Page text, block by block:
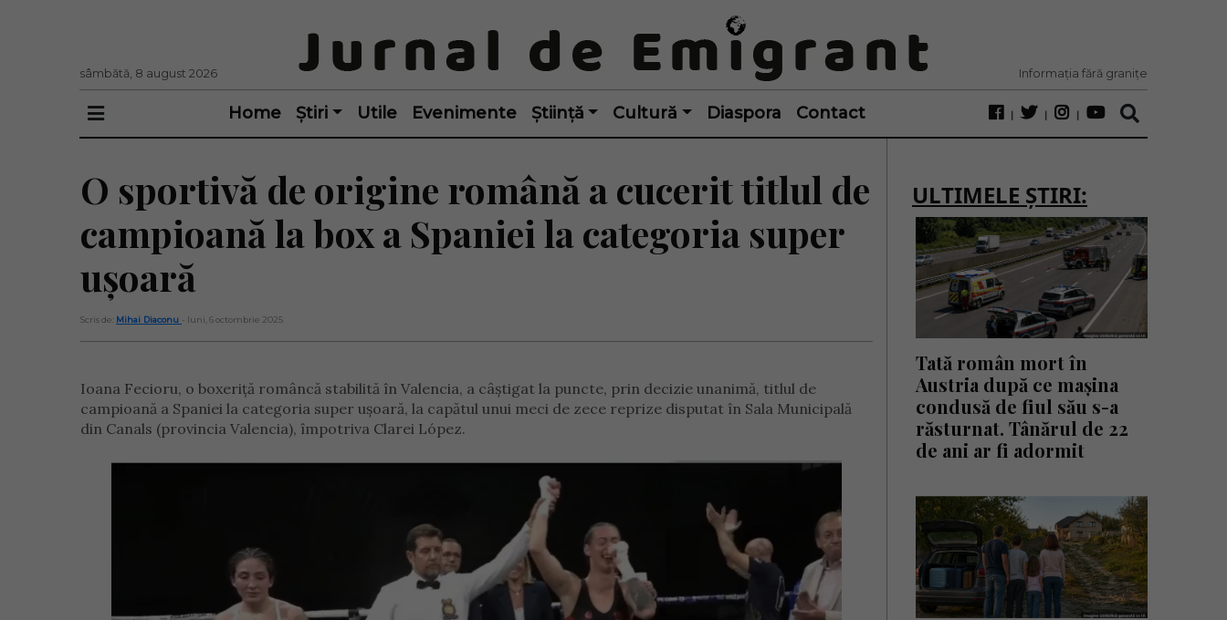
sâmbătă, 8 august 2026 Informația fără granițe
Home Știri Utile Evenimente Știință Cultură Diaspora Contact
O sportivă de origine română a cucerit titlul de
campioană la box a Spaniei la categoria super
ușoară
Scris de: Mihai Diaconu - luni, 6 octombrie 2025
Ioana Fecioru, o boxeriță româncă stabilită în Valencia, a câștigat la puncte, prin decizie unanimă, titlul de
campioană a Spaniei la categoria super ușoară, la capătul unui meci de zece reprize disputat în Sala Municipală
din Canals (provincia Valencia), împotriva Clarei López.
ULTIMELE ȘTIRI:
Tată român mort în
Austria după ce mașina
condusă de fiul său s-a
răsturnat. Tânărul de 22
de ani ar fi adormit